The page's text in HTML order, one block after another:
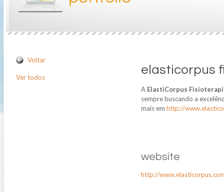
Voltar
Ver todos
elasticorpus
A ElastiCorpus
sempre buscando a
mais em http://
website
http://